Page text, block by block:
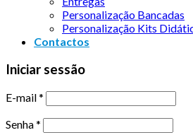
Personalização Bancadas
Personalização Kits
Contactos
Iniciar sessão
E-mail*
Senha*